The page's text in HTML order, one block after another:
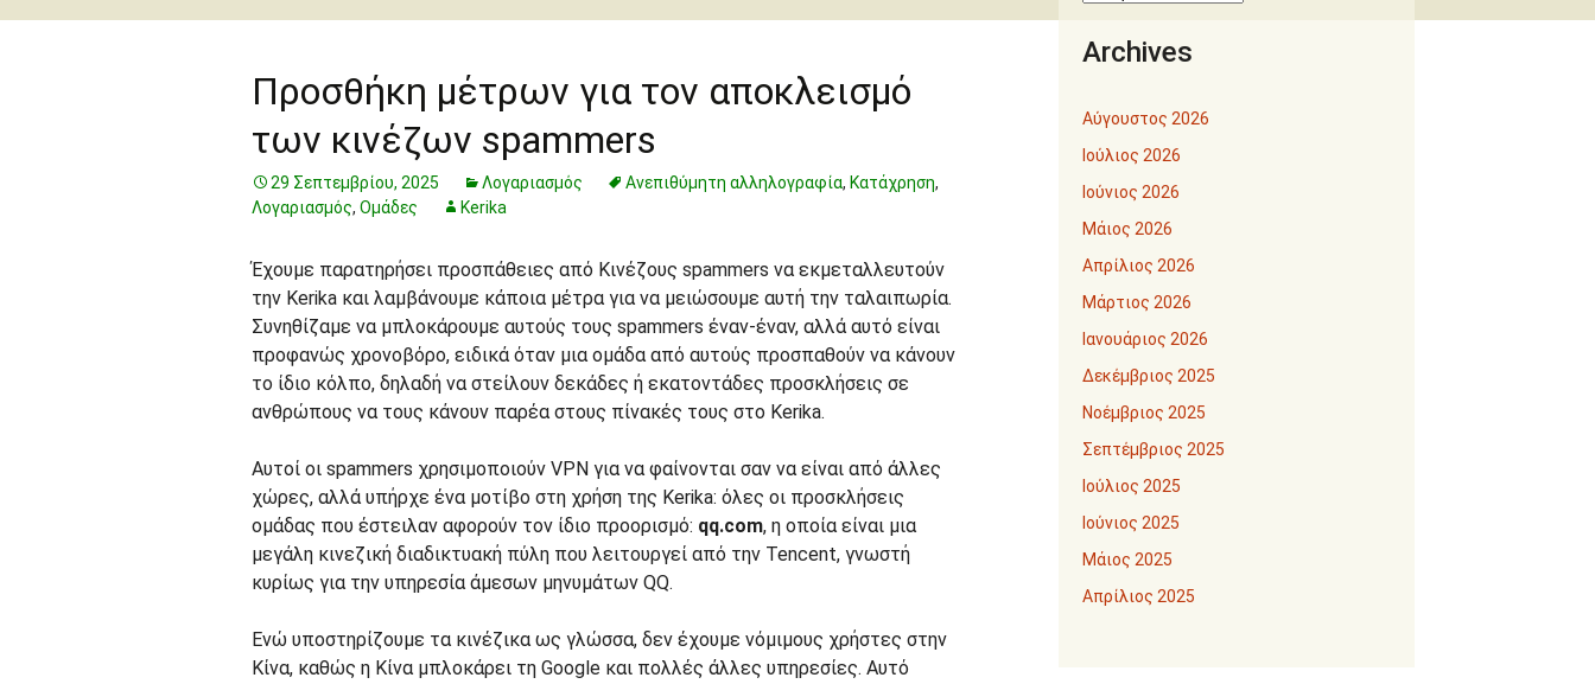
Προσθήκη μέτρων για τον αποκλεισμό
των κινέζων spammers
29 Σεπτεμβρίου, 2025 Λογαριασμός Ανεπιθύμητη αλληλογραφία, Κατάχρηση,
Λογαριασμός, Ομάδες Kerika
Έχουμε παρατηρήσει προσπάθειες από Κινέζους spammers να εκμεταλλευτούν
την Kerika και λαμβάνουμε κάποια μέτρα για να μειώσουμε αυτή την ταλαιπωρία.
Συνηθίζαμε να μπλοκάρουμε αυτούς τους spammers έναν-έναν, αλλά αυτό είναι
προφανώς χρονοβόρο, ειδικά όταν μια ομάδα από αυτούς προσπαθούν να κάνουν
το ίδιο κόλπο, δηλαδή να στείλουν δεκάδες ή εκατοντάδες προσκλήσεις σε
ανθρώπους να τους κάνουν παρέα στους πίνακές τους στο Kerika.
Αυτοί οι spammers χρησιμοποιούν VPN για να φαίνονται σαν να είναι από άλλες
χώρες, αλλά υπήρχε ένα μοτίβο στη χρήση της Kerika: όλες οι προσκλήσεις
ομάδας που έστειλαν αφορούν τον ίδιο προορισμό: qq.com, η οποία είναι μια
μεγάλη κινεζική διαδικτυακή πύλη που λειτουργεί από την Tencent, γνωστή
κυρίως για την υπηρεσία άμεσων μηνυμάτων QQ.
Ενώ υποστηρίζουμε τα κινέζικα ως γλώσσα, δεν έχουμε νόμιμους χρήστες στην
Κίνα, καθώς η Κίνα μπλοκάρει τη Google και πολλές άλλες υπηρεσίες. Αυτό
Archives
Αύγουστος 2026
Ιούλιος 2026
Ιούνιος 2026
Μάιος 2026
Απρίλιος 2026
Μάρτιος 2026
Ιανουάριος 2026
Δεκέμβριος 2025
Νοέμβριος 2025
Σεπτέμβριος 2025
Ιούλιος 2025
Ιούνιος 2025
Μάιος 2025
Απρίλιος 2025